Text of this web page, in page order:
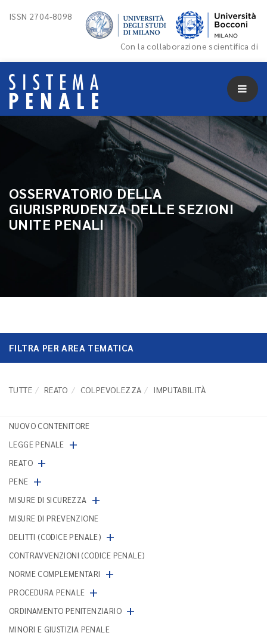
ISSN 2704-8098
Con la collaborazione scientifica di
OSSERVATORIO DELLA
GIURISPRUDENZA DELLE SEZIONI
UNITE PENALI
FILTRA PER AREA TEMATICA
TUTTE REATO COLPEVOLEZZA IMPUTABILITÀ
NUOVO CONTENITORE
LEGGE PENALE +
REATO +
PENE +
MISURE DI SICUREZZA +
MISURE DI PREVENZIONE
DELITTI (CODICE PENALE) +
CONTRAVVENZIONI (CODICE PENALE)
NORME COMPLEMENTARI
+
PROCEDURA PENALE +
ORDINAMENTO PENITENZIARIO +
MINORI E GIUSTIZIA PENALE